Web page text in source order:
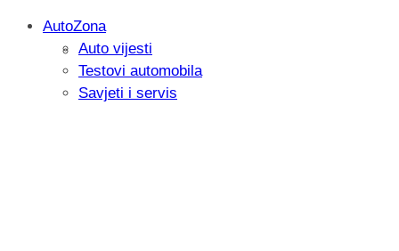
Savjetujemo: Što učiniti kada vaš
AutoZona
Auto vijesti
Testovi automobila
Savjeti i servis